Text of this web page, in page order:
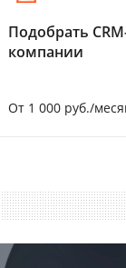
Подобрать
компании
От 1 000 руб./